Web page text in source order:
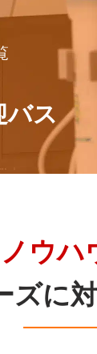
バス
ノウハ
ズに